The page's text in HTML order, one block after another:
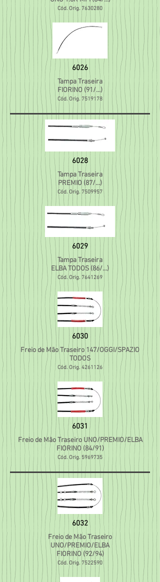
Cód. Orig. 7630280
6026
Tampa Traseira
FIORINO (91/...)
Cód. Orig. 7519178
6028
Tampa Traseira
PREMIO (87/...)
Cód. Orig. 7509957
6029
Tampa Traseira
ELBA TODOS (86/...)
Cód. Orig. 7641269
6030
Freio de Mão Traseiro 147/OGGI/SPAZIO
TODOS
Cód. Orig. 4261126
6031
Freio de Mão Traseiro UNO/PREMIO/ELBA
FIORINO (84/91)
Cód. Orig. 5969735
6032
Freio de Mão Traseiro
UNO/PREMIO/ELBA
FIORINO (92/94)
Cód. Orig. 7522590